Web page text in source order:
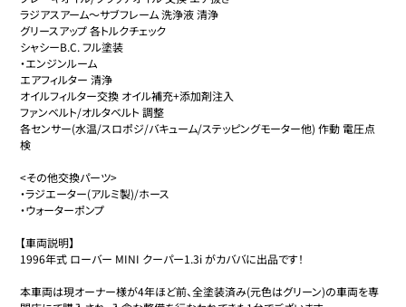
ラジアスアーム〜サブフレーム 洗浄液 清浄
グリースアップ 各トルクチェック
シャシーB.C. フル塗装
・エンジンルーム
エアフィルター 清浄
オイルフィルター交換 オイル補充+添加剤注入
ファンベルト/オルタベルト 調整
各センサー(水温/スロポジ/バキューム/ステッピングモーター他) 作動 電圧点
検
<その他交換パーツ>
・ラジエーター(アルミ製)/ホース
・ウォーターポンプ
【車両説明】
1996年式 ローバー MINI クーパー1.3i がカババに出品です！
本車両は現オーナー様が4年ほど前、全塗装済み(元色はグリーン)の車両を専